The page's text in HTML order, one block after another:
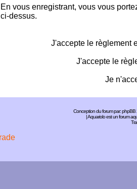
En vous enregistrant, vous vous
ci-dessus.
J'accepte le règlement
J'accepte le
Je
Conception du forum par:phpBB
| Aquariolo est un forum